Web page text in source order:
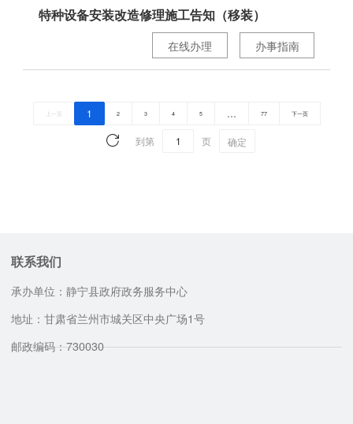
特种设备安装改造修理施工告知（移装）
办事指南
在线办理
上一页 1 2 3 4 5 … 77 下一页
到第 页 确定
联系我们
承办单位：静宁县政府政务服务中心
地址：甘肃省兰州市城关区中央广场1号
邮政编码：730030